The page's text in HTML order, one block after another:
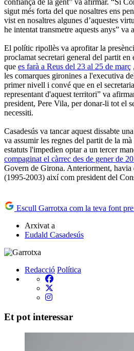
sigut més forta del que nosaltres ens
vist en nosaltres algunes d’aquestes
he intentat transmetre aquests anys” va
El polític ripollès va aprofitar la
proclamat secretari general del partit en
que es farà a Reus del 23 al 25 de març
les comarques gironines a l'executiva
primer nivell i convé que en el
representant d'aquest territori” va
president, Pere Vila, per donar-li tot el
necessiti.
Casadesús va tancar aquest dissabte
va assumir les regnes del partit de la
estatuts l'impedien optar a un tercer
compaginat el càrrec des de gener de
Govern de Girona. Anteriorment, havia
(1995-2003) així com president del
Escull Garrotxa com la teva font
Arxivat a
Eudald Casadesús
Redacció Política
Et pot interessar